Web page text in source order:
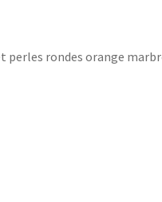
perles rondes orange